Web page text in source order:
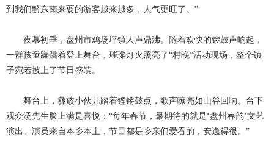
到我们黔东南来耍的游客越来越多，人气更旺了。”
夜幕初垂，盘州市鸡场坪镇人声鼎沸。随着欢快的锣鼓声响起，
一群孩童蹦跳着登上舞台，璀璨灯火照亮了“村晚”活动现场，整个镇
子宛若披上了节日盛装。
舞台上，彝族小伙儿踏着铿锵鼓点，歌声嘹亮如山谷回响。台下
观众汤先生脸上满是喜悦： “每年春节，最期待的就是‘盘州春韵’文艺
演出。演员来自本乡本土，节目都是乡亲们爱看的，安逸得很。”